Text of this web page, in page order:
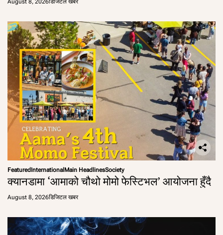
August 8, 2026डिजिटल खबर
Featured International Main HeadlinesSociety
क्यानडामा ‘आमाको चौथो मोमो फेस्टिभल’ आयोजना हुँदै
August 8, 2026डिजिटल खबर